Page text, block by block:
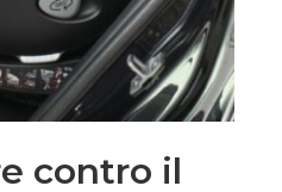
contro il